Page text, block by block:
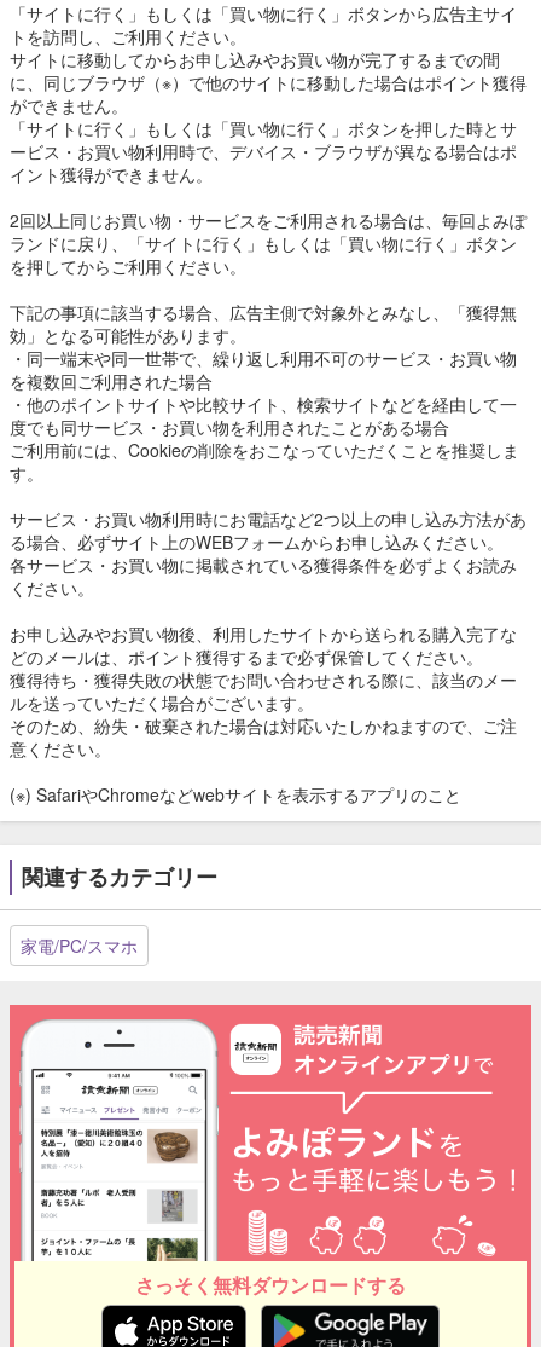
「サイトに行く」もしくは「買い物に行く」ボタンから広告主サイ
トを訪問し、ご利用ください。
サイトに移動してからお申し込みやお買い物が完了するまでの間
に、同じブラウザ（※）で他のサイトに移動した場合はポイント獲得
ができません。
「サイトに行く」もしくは「買い物に行く」ボタンを押した時とサ
ービス・お買い物利用時で、デバイス・ブラウザが異なる場合はポ
イント獲得ができません。
2回以上同じお買い物・サービスをご利用される場合は、毎回よみぽ
ランドに戻り、「サイトに行く」もしくは「買い物に行く」ボタン
を押してからご利用ください。
下記の事項に該当する場合、広告主側で対象外とみなし、「獲得無
効」となる可能性があります。
・同一端末や同一世帯で、繰り返し利用不可のサービス・お買い物
を複数回ご利用された場合
・他のポイントサイトや比較サイト、検索サイトなどを経由して一
度でも同サービス・お買い物を利用されたことがある場合
ご利用前には、Cookieの削除をおこなっていただくことを推奨しま
す。
サービス・お買い物利用時にお電話など2つ以上の申し込み方法があ
る場合、必ずサイト上のWEBフォームからお申し込みください。
各サービス・お買い物に掲載されている獲得条件を必ずよくお読み
ください。
お申し込みやお買い物後、利用したサイトから送られる購入完了な
どのメールは、ポイント獲得するまで必ず保管してください。
獲得待ち・獲得失敗の状態でお問い合わせされる際に、該当のメー
ルを送っていただく場合がございます。
そのため、紛失・破棄された場合は対応いたしかねますので、ご注
意ください。
(※) SafariやChromeなどwebサイトを表示するアプリのこと
関連するカテゴリー
家電/PC/スマホ
さっそく無料ダウンロードする